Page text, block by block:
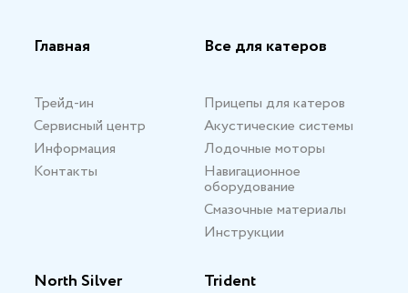
Главная
Трейд-ин
Сервисный центр
Информация
Контакты
Все для катеров
Прицепы для катеров
Акустические системы
Лодочные моторы
Навигационное
оборудование
Смазочные материалы
Инструкции
North Silver Trident